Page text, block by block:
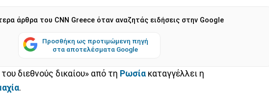
άρθρα του CNN Greece όταν αναζητάς ειδήσεις στην Google
Προσθήκη ως προτιμώμενη πηγή
στα αποτελέσματα Google
διεθνούς δικαίου» από τη Ρωσία καταγγέλλει η
.